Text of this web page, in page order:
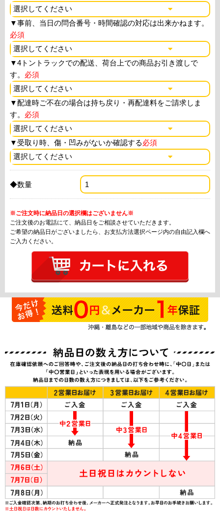
▼事前、当日の問合番号・時間確認の対応は出来かねます。
必須
▼4トントラックでの配送、荷台上での商品お引き渡しで
す。 必須
▼配達時ご不在の場合は持ち戻り・再配達料をご請求しま
す。 必須
▼ 受取り時、傷・凹みがないか確認する必須
◆数量
※ご注文時に納品日の選択欄はございません※
ご注文後のお電話にて、納品日をご相談させていただきます。
ご希望の納品日がございましたら、お支払方法選択ページ内の自由記入欄へ
ご入力ください。